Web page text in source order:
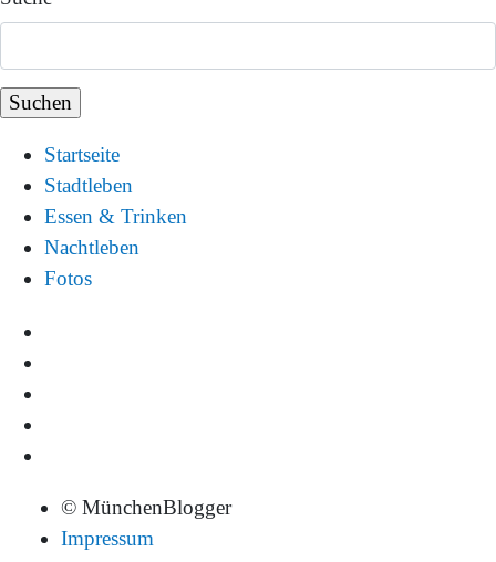
Startseite
Stadtleben
Essen & Trinken
Nachtleben
Fotos
© MünchenBlogger
Impressum